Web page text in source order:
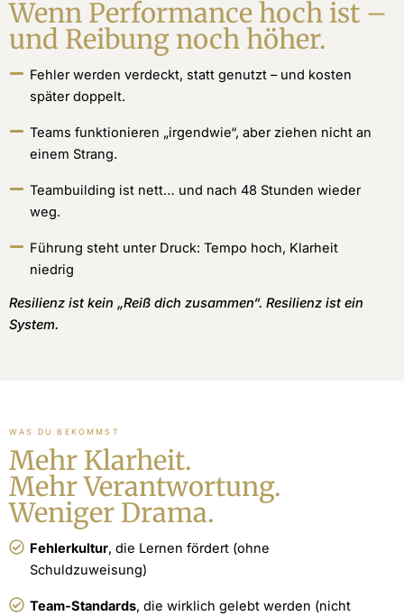
Wenn Performance hoch ist –
und Reibung noch höher.
Fehler werden verdeckt, statt genutzt – und kosten
später doppelt.
Teams funktionieren „irgendwie“, aber ziehen nicht an
einem Strang.
Teambuilding ist nett… und nach 48 Stunden wieder
weg.
Führung steht unter Druck: Tempo hoch, Klarheit
niedrig
Resilienz ist kein „Reiß dich zusammen“. Resilienz ist ein
System.
WAS DU BEKOMMST
Mehr Klarheit.
Mehr Verantwortung.
Weniger Drama.
Fehlerkultur, die Lernen fördert (ohne
Schuldzuweisung)
Team-Standards, die wirklich gelebt werden (nicht